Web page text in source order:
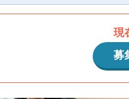
現
募